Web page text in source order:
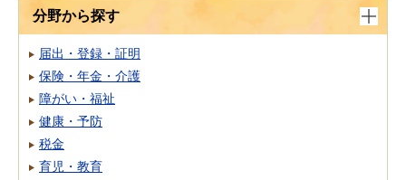
分野から探す
届出・登録・証明
保険・年金・介護
障がい・福祉
健康・予防
税金
育児・教育